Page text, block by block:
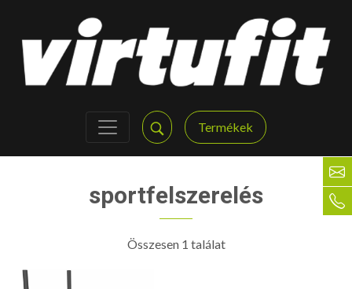
Termékek
sportfelszerelés
Összesen 1 találat